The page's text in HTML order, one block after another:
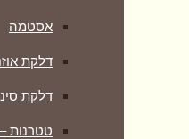
אסטמה
דלקת
דלקת
טטרנות